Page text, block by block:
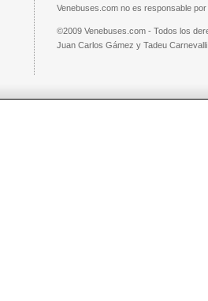
Venebuses.com no es responsable
©2009 Venebuses.com - Todos los
Juan Carlos Gámez y Tadeu Carnevalli